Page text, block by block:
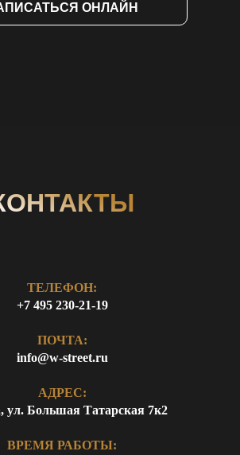
ОНЛАЙН
ТЕЛЕФОН:
+7 495 230-21-19
ПОЧТА:
info@w-street.ru
АДРЕС:
ул. Большая Татарская 7к2
ВРЕМЯ РАБОТЫ: